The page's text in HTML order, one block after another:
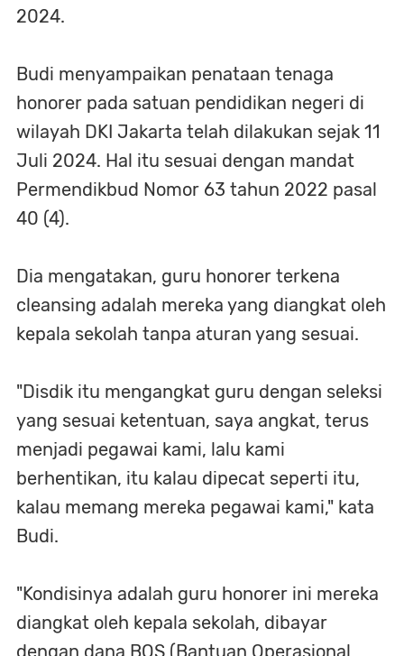
2024.
Budi menyampaikan penataan tenaga
honorer pada satuan pendidikan negeri di
wilayah DKI Jakarta telah dilakukan sejak 11
Juli 2024. Hal itu sesuai dengan mandat
Permendikbud Nomor 63 tahun 2022 pasal
40 (4).
Dia mengatakan, guru honorer terkena
cleansing adalah mereka yang diangkat oleh
kepala sekolah tanpa aturan yang sesuai.
"Disdik itu mengangkat guru dengan seleksi
yang sesuai ketentuan, saya angkat, terus
menjadi pegawai kami, lalu kami
berhentikan, itu kalau dipecat seperti itu,
kalau memang mereka pegawai kami," kata
Budi.
"Kondisinya adalah guru honorer ini mereka
diangkat oleh kepala sekolah, dibayar